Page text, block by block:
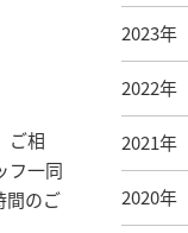
ご相
フ一同
間のご
2023年
2022年
2021年
2020年